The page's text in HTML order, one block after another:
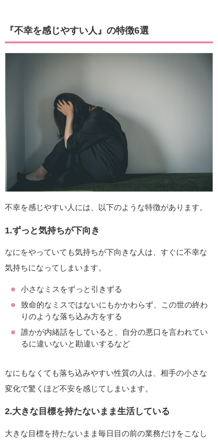
『不幸を感じやすい人』の特徴6選
不幸を感じやすい人には、以下のような特徴があります。
1.ずっと気持ちが下向き
なにをやっていても気持ちが下向きな人は、すぐに不幸な
気持ちになってしまいます。
小さなミスをずっと引きずる
致命的なミスではないにもかかわらず、この世の終わ
りのような落ち込み方をする
誰かが内緒話をしていると、自分の悪口を言われてい
るに違いないと勘違いするなど
なにもなくても落ち込みやすい性質の人は、相手の小さな
変化で驚くほど不安を感じてしまいます。
2.大きな目標を持たないまま生活している
大きな目標を持たないまま毎日目の前の業務だけをこなし